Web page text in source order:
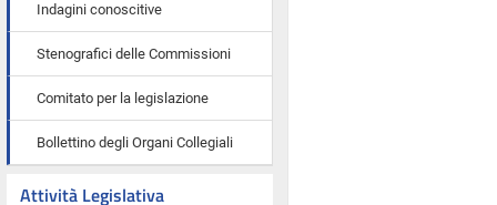
Indagini conoscitive
Stenografici delle Commissioni
Comitato per la legislazione
Bollettino degli Organi Collegiali
Attività Legislativa